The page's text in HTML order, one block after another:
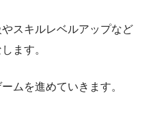
スキルレベルアップなど
ます。
ムを進めていきます。